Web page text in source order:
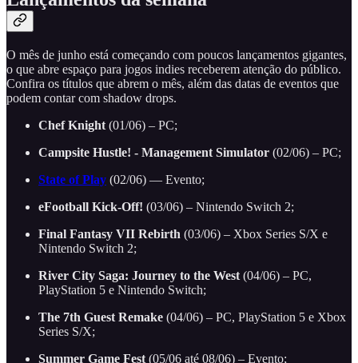
O mês de junho está começando com poucos lançamentos gigantes,
o que abre espaço para jogos indies receberem atenção do público.
Confira os títulos que abrem o mês, além das datas de eventos que
podem contar com shadow drops.
Chef Knight (01/06) – PC;
Campsite Hustle! - Management Simulator (02/06) – PC;
State of Play (02/06) — Evento;
eFootball Kick-Off! (03/06) – Nintendo Switch 2;
Final Fantasy VII Rebirth (03/06) – Xbox Series S/X e
Nintendo Switch 2;
River City Saga: Journey to the West (04/06) – PC,
PlayStation 5 e Nintendo Switch;
The 7th Guest Remake (04/06) – PC, PlayStation 5 e Xbox
Series S/X;
Summer Game Fest (05/06 até 08/06) – Evento;